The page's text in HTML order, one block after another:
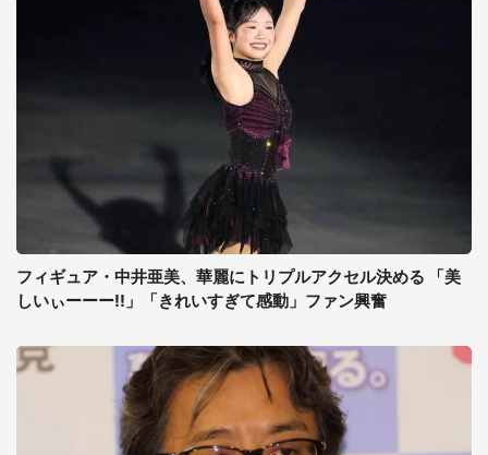
フィギュア・中井亜美、華麗にトリプルアクセル決める 「美
しいぃーーー!!」「きれいすぎて感動」ファン興奮